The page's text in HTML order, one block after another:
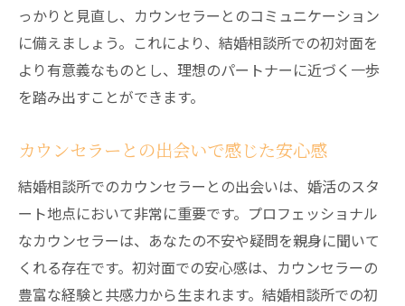
自己改善のためのフィードバック活用法
外見と内面の磨き方
日々の努力で得られる自信
相談所のアドバイスを活かした日常生活
変化を実感した体験談
イベント参加を通じた新たな出会いの機会
イベントでの成功例と失敗談
参加前の準備と心構え
多様なイベントの選び方
っかりと見直し、カウンセラーとのコミュニケーション
に備えましょう。これにより、結婚相談所での初対面を
より有意義なものとし、理想のパートナーに近づく一歩
を踏み出すことができます。
カウンセラーとの出会いで感じた安心感
結婚相談所でのカウンセラーとの出会いは、婚活のスタ
ート地点において非常に重要です。プロフェッショナル
なカウンセラーは、あなたの不安や疑問を親身に聞いて
くれる存在です。初対面での安心感は、カウンセラーの
豊富な経験と共感力から生まれます。結婚相談所での初